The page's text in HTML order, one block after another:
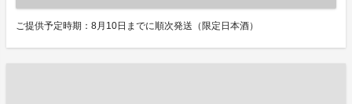
ご提供予定時期：8月10日までに順次発送（限定日本酒）